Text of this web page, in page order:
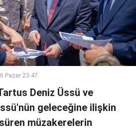
Pazar 23:47
Deniz Üssü ve
geleceğine ilişkin
müzakerelerin